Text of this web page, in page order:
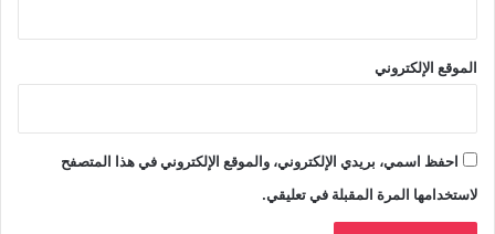
الموقع الإلكتروني
احفظ اسمي، بريدي الإلكتروني، والموقع الإلكتروني في هذا المتصفح
لاستخدامها المرة المقبلة في تعليقي.